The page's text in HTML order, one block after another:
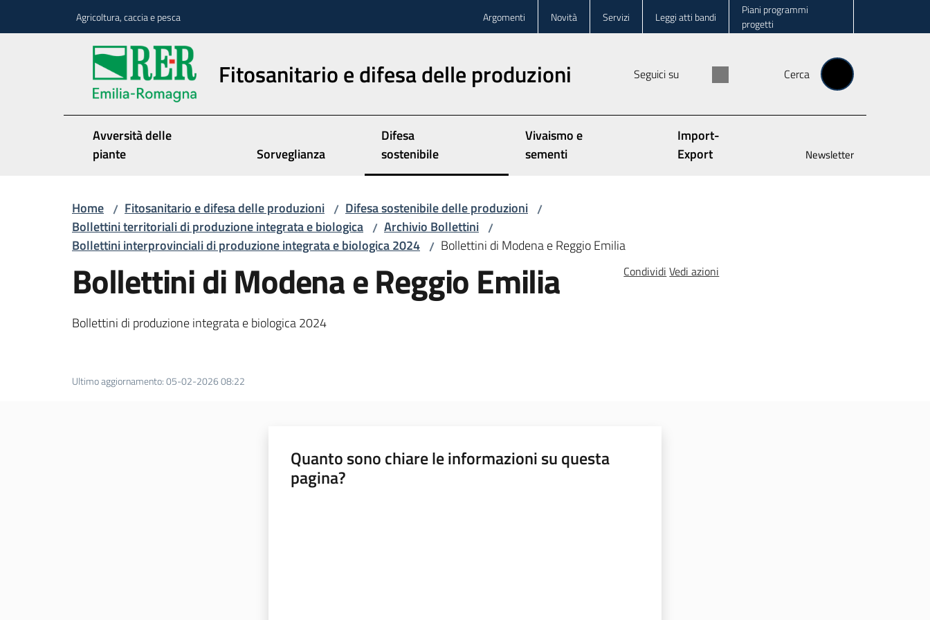
Agricoltura, caccia e pesca Argomenti Novità Servizi Leggi atti bandi
Piani programmi
progetti
Fitosanitario e difesa delle produzioni Seguici su Cerca
Avversità delle
piante
Sorveglianza
Difesa
sostenibile
Vivaismo e
sementi
Import-
Export
Newsletter
Home / Fitosanitario e difesa delle produzioni / Difesa sostenibile delle produzioni /
Bollettini territoriali di produzione integrata e biologica / Archivio Bollettini /
Bollettini interprovinciali di produzione integrata e biologica 2024 / Bollettini di Modena e Reggio Emilia
Bollettini di Modena e Reggio Emilia
Bollettini di produzione integrata e biologica 2024
Condividi Vedi azioni
Ultimo aggiornamento:05-02-2026 08:22
Quanto sono chiare le informazioni su questa
pagina?